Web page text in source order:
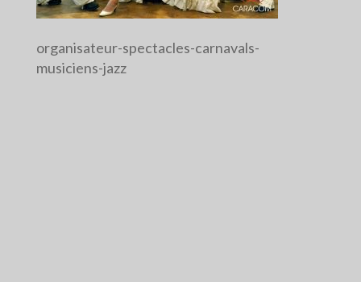
organisateur-spectacles-carnavals-
musiciens-jazz